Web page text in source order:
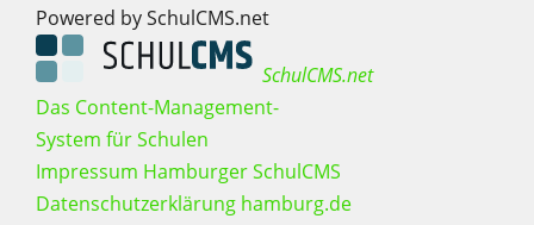
Powered by SchulCMS.net
SchulCMS.net
Das Content-Management-
System für Schulen
Impressum Hamburger SchulCMS
Datenschutzerklärung hamburg.de